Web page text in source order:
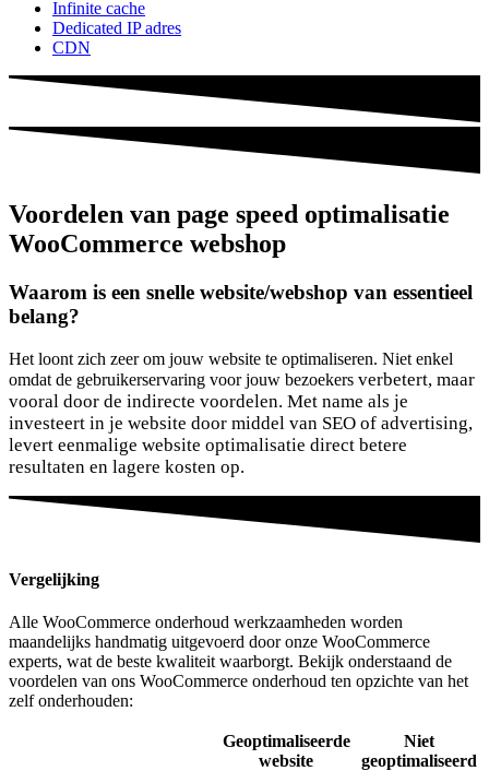
Infinite cache
Dedicated IP adres
CDN
Voordelen van page speed optimalisatie
WooCommerce webshop
Waarom is een snelle website/webshop van essentieel
belang?
Het loont zich zeer om jouw website te optimaliseren. Niet enkel
omdat de gebruikerservaring voor jouw bezoekers verbetert, maar
vooral door de indirecte voordelen. Met name als je
investeert in je website door middel van SEO of advertising,
levert eenmalige website optimalisatie direct betere
resultaten en lagere kosten op.
Vergelijking
Alle WooCommerce onderhoud werkzaamheden worden
maandelijks handmatig uitgevoerd door onze WooCommerce
experts, wat de beste kwaliteit waarborgt. Bekijk onderstaand de
voordelen van ons WooCommerce onderhoud ten opzichte van het
zelf onderhouden:
Geoptimaliseerde
website
Niet
geoptimaliseerd